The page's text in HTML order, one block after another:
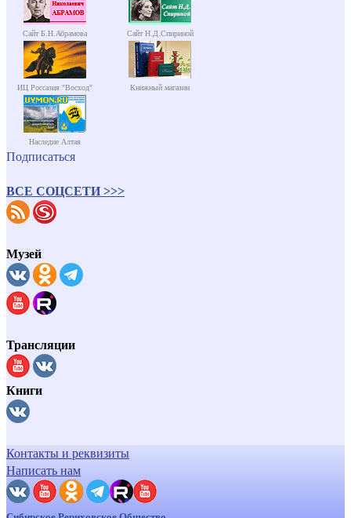
Сайт Б.Н.Абрамова Сайт Н.Д.Спириной
ИЦ Россазия "Восход" Книжный магазин
Наследие Алтая
Подписаться
ВСЕ СОЦСЕТИ >>>
Музей
Трансляции
Книги
Контакты и реквизиты
Написать нам